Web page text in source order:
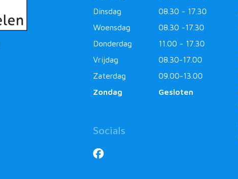
Dinsdag
08.30 - 17.30
Woensdag
08.30 -17.30
Donderdag
11.00 - 17.30
Vrijdag
08.30-17.00
Zaterdag
09.00-13.00
Zondag
Gesloten
Socials